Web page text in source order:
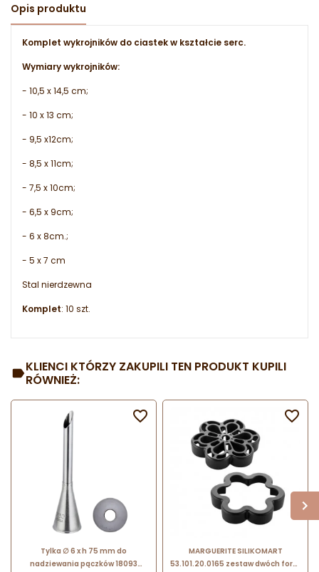
Opis produktu
Komplet wykrojników do ciastek w kształcie serc.
Wymiary wykrojników:
- 10,5 x 14,5 cm;
- 10 x 13 cm;
- 9,5 x12cm;
- 8,5 x 11cm;
- 7,5 x 10cm;
- 6,5 x 9cm;
- 6 x 8cm.;
- 5 x 7 cm
Stal nierdzewna
Komplet: 10 szt.
KLIENCI KTÓRZY ZAKUPILI TEN PRODUKT KUPILI
RÓWNIEŻ:
Tylka ∅ 6 x h 75 mm do
nadziewania pączków 18093

MARGUERITE SILIKOMART
53.101.20.0165 zestaw dwóch form
